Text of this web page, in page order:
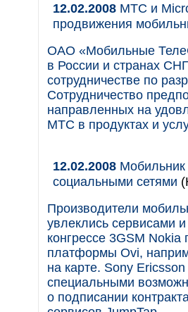
12.02.2008 МТС и
продвижения
ОАО «Мобильные
в России и странах
сотрудничестве по
Сотрудничество
направленных на
МТС в продуктах и
12.02.2008 Мобильник
социальными сетями
Производители
увлеклись сервисами
конгрессе 3GSM
платформы Ovi,
на карте. Sony
специальными
о подписании